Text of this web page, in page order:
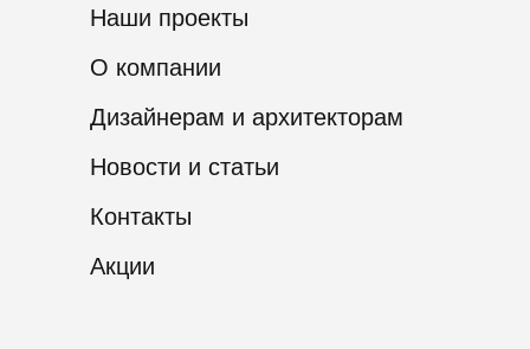
Наши проекты
О компании
Дизайнерам и архитекторам
Новости и статьи
Акции
Контакты